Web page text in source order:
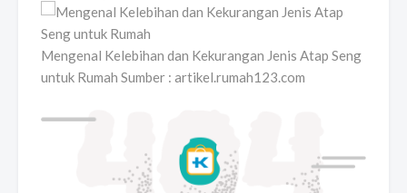
Mengenal Kelebihan dan Kekurangan Jenis Atap Seng
untuk Rumah Sumber : artikel.rumah123.com